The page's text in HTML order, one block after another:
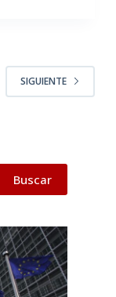
SIGUIENTE
Buscar